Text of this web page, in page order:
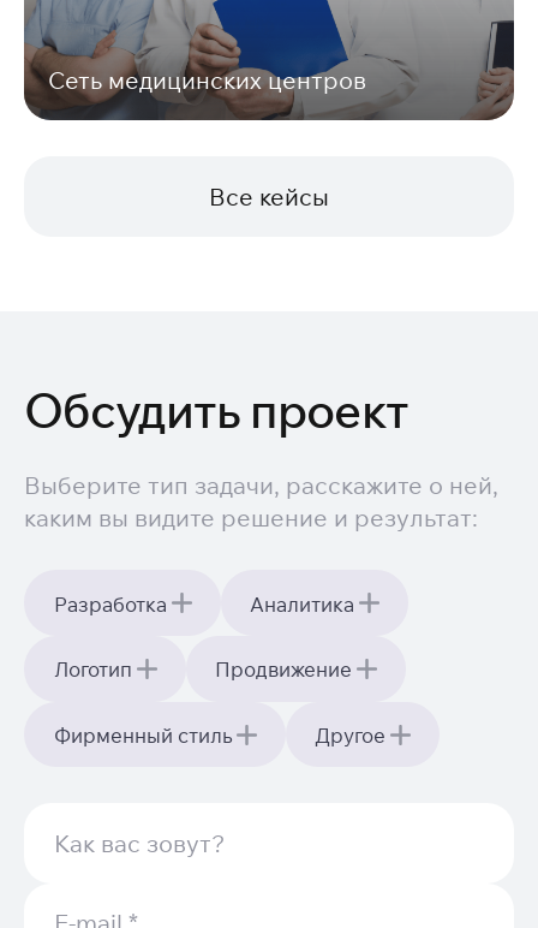
Сеть медицинских центров
Все кейсы
Обсудить проект
Выберите тип задачи, расскажите о ней,
каким вы видите решение и результат:
Разработка Аналитика
Логотип Продвижение
Фирменный стиль Другое